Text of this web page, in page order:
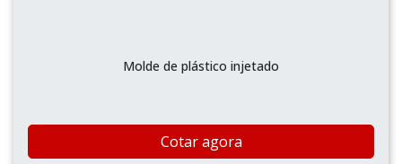
Molde de plástico injetado
Cotar agora